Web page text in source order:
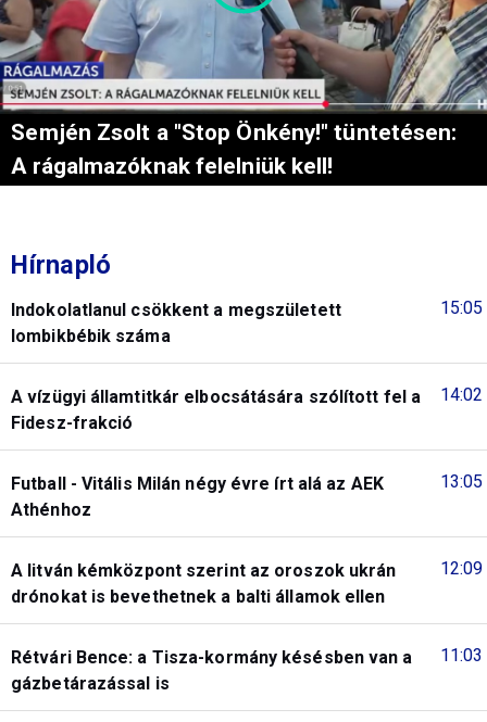
Semjén Zsolt a "Stop Önkény!" tüntetésen:
A rágalmazóknak felelniük kell!
Hírnapló
15:05
Indokolatlanul csökkent a megszületett
lombikbébik száma
14:02
A vízügyi államtitkár elbocsátására szólított fel a
Fidesz-frakció
13:05
Futball - Vitális Milán négy évre írt alá az AEK
Athénhoz
12:09
A litván kémközpont szerint az oroszok ukrán
drónokat is bevethetnek a balti államok ellen
11:03
Rétvári Bence: a Tisza-kormány késésben van a
gázbetárazással is